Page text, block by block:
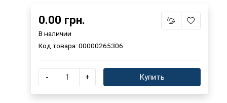
0.00 грн.
В наличии
Код товара: 00000265306
- + Купить